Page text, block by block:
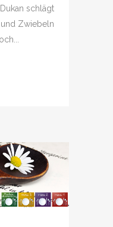
schlägt
Zwiebeln